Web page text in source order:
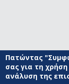
© ΠΑΝΕΠΙΣΤΗΜΙΟ
Πατώντας
σας για τη
ανάλυση της